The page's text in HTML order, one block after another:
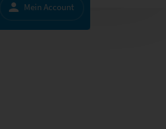
Mein Account